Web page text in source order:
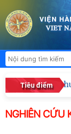
Tiêu điểm
tập huấn
NGHIÊN CỨU